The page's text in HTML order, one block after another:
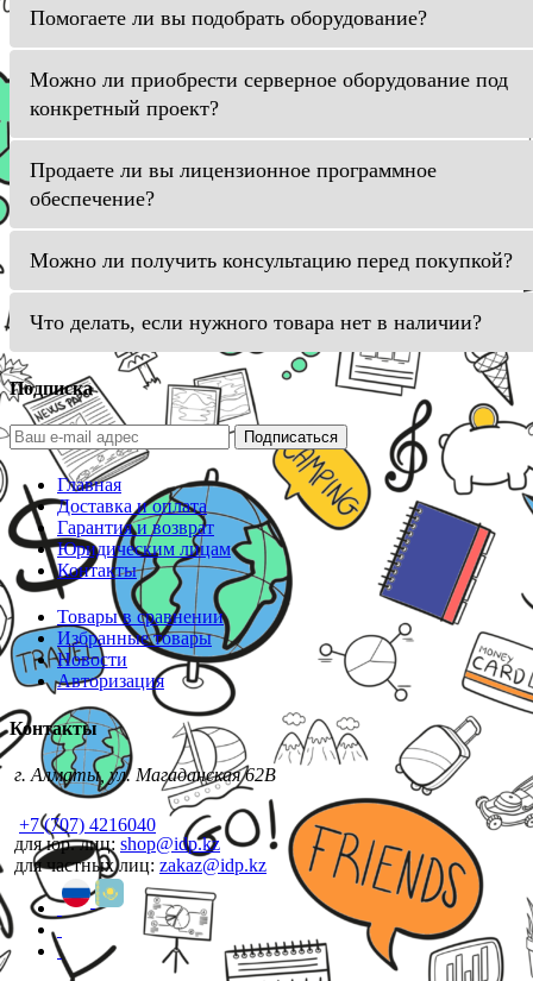
Помогаете ли вы подобрать оборудование?
Можно ли приобрести серверное оборудование под
конкретный проект?
Продаете ли вы лицензионное программное
обеспечение?
Можно ли получить консультацию перед покупкой?
Что делать, если нужного товара нет в наличии?
Подписка
Подписаться
Главная
Доставка и оплата
Гарантия и возврат
Юридическим лицам
Контакты
Товары в сравнении
Избранные товары
Новости
Авторизация
Контакты
г. Алматы, ул. Магаданская 62В
+7 (707) 4216040
для юр. лиц: shop@idp.kz
для частных лиц: zakaz@idp.kz